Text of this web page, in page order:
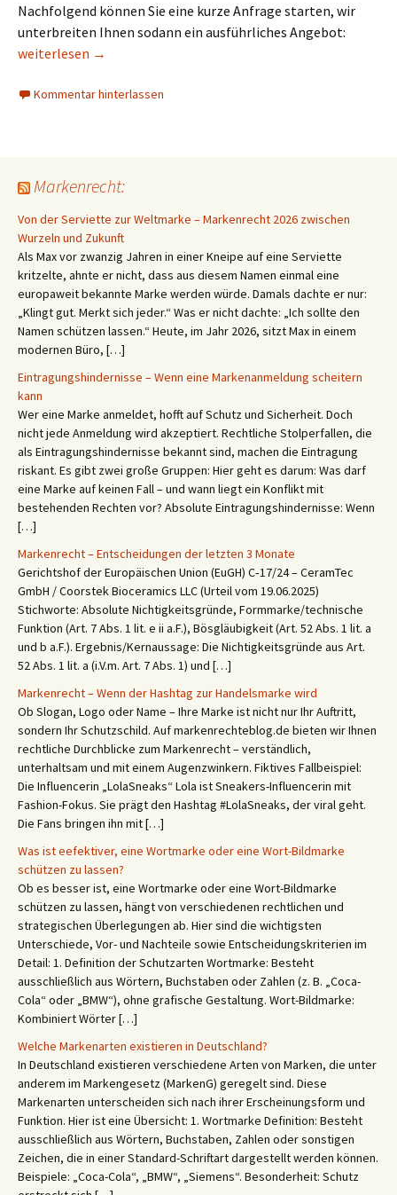
Nachfolgend können Sie eine kurze Anfrage starten, wir
unterbreiten Ihnen sodann ein ausführliches Angebot:
Formular zum EU-Markenschutz (Gemeinschaftsmarke)
weiterlesen →
Kommentar hinterlassen
Markenrecht:
Von der Serviette zur Weltmarke – Markenrecht 2026 zwischen
Wurzeln und Zukunft
Als Max vor zwanzig Jahren in einer Kneipe auf eine Serviette
kritzelte, ahnte er nicht, dass aus diesem Namen einmal eine
europaweit bekannte Marke werden würde. Damals dachte er nur:
„Klingt gut. Merkt sich jeder.“ Was er nicht dachte: „Ich sollte den
Namen schützen lassen.“ Heute, im Jahr 2026, sitzt Max in einem
modernen Büro, […]
Eintragungshindernisse – Wenn eine Markenanmeldung scheitern
kann
Wer eine Marke anmeldet, hofft auf Schutz und Sicherheit. Doch
nicht jede Anmeldung wird akzeptiert. Rechtliche Stolperfallen, die
als Eintragungshindernisse bekannt sind, machen die Eintragung
riskant. Es gibt zwei große Gruppen: Hier geht es darum: Was darf
eine Marke auf keinen Fall – und wann liegt ein Konflikt mit
bestehenden Rechten vor? Absolute Eintragungshindernisse: Wenn
[…]
Markenrecht – Entscheidungen der letzten 3 Monate
Gerichtshof der Europäischen Union (EuGH) C‑17/24 – CeramTec
GmbH / Coorstek Bioceramics LLC (Urteil vom 19.06.2025)
Stichworte: Absolute Nichtigkeitsgründe, Formmarke/technische
Funktion (Art. 7 Abs. 1 lit. e ii a.F.), Bösgläubigkeit (Art. 52 Abs. 1 lit. a
und b a.F.). Ergebnis/Kernaussage: Die Nichtigkeitsgründe aus Art.
52 Abs. 1 lit. a (i.V.m. Art. 7 Abs. 1) und […]
Markenrecht – Wenn der Hashtag zur Handelsmarke wird
Ob Slogan, Logo oder Name – Ihre Marke ist nicht nur Ihr Auftritt,
sondern Ihr Schutzschild. Auf markenrechteblog.de bieten wir Ihnen
rechtliche Durchblicke zum Markenrecht – verständlich,
unterhaltsam und mit einem Augenzwinkern. Fiktives Fallbeispiel:
Die Influencerin „LolaSneaks“ Lola ist Sneakers-Influencerin mit
Fashion-Fokus. Sie prägt den Hashtag #LolaSneaks, der viral geht.
Die Fans bringen ihn mit […]
Was ist eefektiver, eine Wortmarke oder eine Wort-Bildmarke
schützen zu lassen?
Ob es besser ist, eine Wortmarke oder eine Wort-Bildmarke
schützen zu lassen, hängt von verschiedenen rechtlichen und
strategischen Überlegungen ab. Hier sind die wichtigsten
Unterschiede, Vor- und Nachteile sowie Entscheidungskriterien im
Detail: 1. Definition der Schutzarten Wortmarke: Besteht
ausschließlich aus Wörtern, Buchstaben oder Zahlen (z. B. „Coca-
Cola“ oder „BMW“), ohne grafische Gestaltung. Wort-Bildmarke:
Kombiniert Wörter […]
Welche Markenarten existieren in Deutschland?
In Deutschland existieren verschiedene Arten von Marken, die unter
anderem im Markengesetz (MarkenG) geregelt sind. Diese
Markenarten unterscheiden sich nach ihrer Erscheinungsform und
Funktion. Hier ist eine Übersicht: 1. Wortmarke Definition: Besteht
ausschließlich aus Wörtern, Buchstaben, Zahlen oder sonstigen
Zeichen, die in einer Standard-Schriftart dargestellt werden können.
Beispiele: „Coca-Cola“, „BMW“, „Siemens“. Besonderheit: Schutz